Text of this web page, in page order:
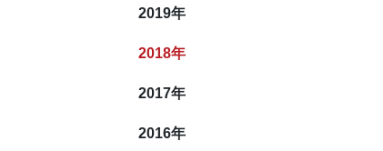
2019年
2018年
2017年
2016年